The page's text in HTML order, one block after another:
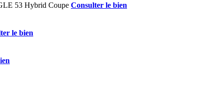
Consulter le bien
le bien